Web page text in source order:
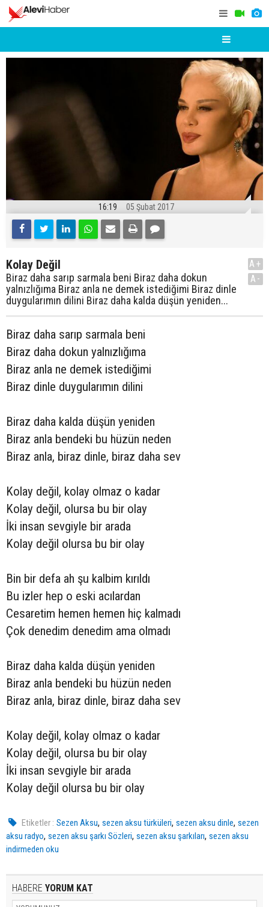
16:19 05 Şubat 2017
Kolay Değil
Biraz daha sarıp sarmala beni Biraz daha dokun
yalnızlığıma Biraz anla ne demek istediğimi Biraz dinle
duygularımın dilini Biraz daha kalda düşün yeniden...
A+
A-
Biraz daha sarıp sarmala beni
Biraz daha dokun yalnızlığıma
Biraz anla ne demek istediğimi
Biraz dinle duygularımın dilini
Biraz daha kalda düşün yeniden
Biraz anla bendeki bu hüzün neden
Biraz anla, biraz dinle, biraz daha sev
Kolay değil, kolay olmaz o kadar
Kolay değil, olursa bu bir olay
İki insan sevgiyle bir arada
Kolay değil olursa bu bir olay
Bin bir defa ah şu kalbim kırıldı
Bu izler hep o eski acılardan
Cesaretim hemen hemen hiç kalmadı
Çok denedim denedim ama olmadı
Biraz daha kalda düşün yeniden
Biraz anla bendeki bu hüzün neden
Biraz anla, biraz dinle, biraz daha sev
Kolay değil, kolay olmaz o kadar
Kolay değil, olursa bu bir olay
İki insan sevgiyle bir arada
Kolay değil olursa bu bir olay
Etiketler : Sezen Aksu,sezen aksu türküleri,sezen aksu dinle,sezen
aksu radyo, sezen aksu şarkı Sözleri, sezen aksu şarkıları, sezen aksu
indirmeden oku
HABERE YORUM KAT